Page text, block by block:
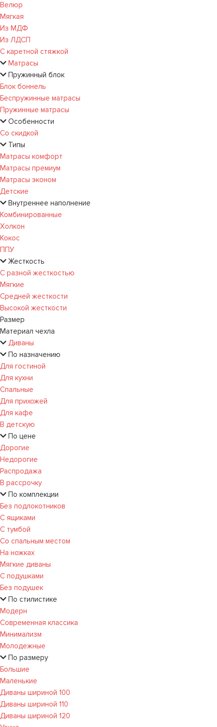
Велюр
Мягкая
Из МДФ
Из ЛДСП
С каретной стяжкой
Матрасы
Пружинный блок
Блок боннель
Беспружинные матрасы
Пружинные матрасы
Особенности
Со скидкой
Типы
Матрасы комфорт
Матрасы премиум
Матрасы эконом
Детские
Внутреннее наполнение
Комбинированные
Холкон
Кокос
ППУ
Жесткость
С разной жесткостью
Мягкие
Средней жесткости
Высокой жесткости
Размер
Материал чехла
Диваны
По назначению
Для гостиной
Для кухни
Спальные
Для прихожей
Для кафе
В детскую
По цене
Дорогие
Недорогие
Распродажа
В рассрочку
По комплекции
Без подлокотников
С ящиками
С тумбой
Со спальным местом
На ножках
Мягкие диваны
С подушками
Без подушек
По стилистике
Модерн
Современная классика
Минимализм
Молодежные
По размеру
Большие
Маленькие
Диваны шириной 100
Диваны шириной 110
Диваны шириной 120